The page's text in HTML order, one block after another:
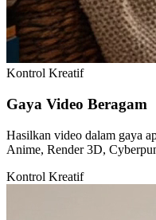
Kontrol Kreatif
Gaya Video Beragam
Hasilkan video dalam gaya
Anime, Render 3D,
Kontrol Kreatif